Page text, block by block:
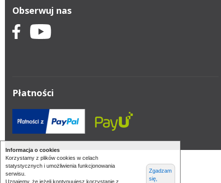
Informacja o cookies
Korzystamy z plików cookies w celach
statystycznych i umożliwienia funkcjonowania
serwisu.
Uznajemy, że jeżeli kontynuujesz korzystanie z
Zgadzam
się,
Obserwuj nas
Płatności